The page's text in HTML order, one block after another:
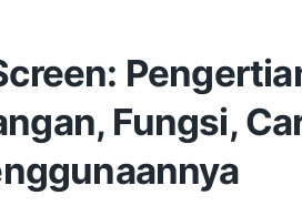
Fungsi,